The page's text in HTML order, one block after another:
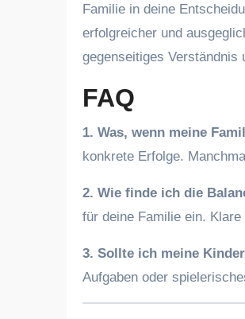
Familie in deine
erfolgreicher und
gegenseitiges Verständnis
FAQ
1. Was, wenn meine
konkrete Erfolge.
2. Wie finde ich die
für deine Familie ein.
3. Sollte ich meine
Aufgaben oder